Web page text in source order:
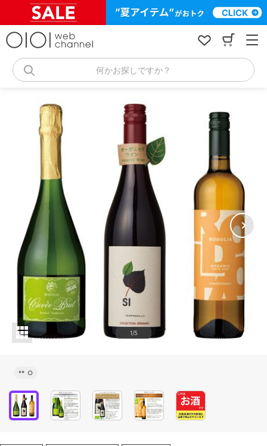
何かお探しですか？
1/5
** ○